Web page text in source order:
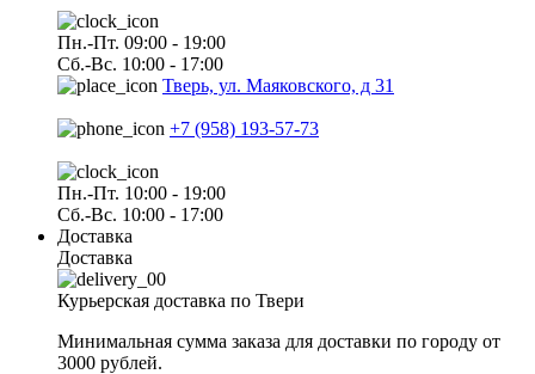
Пн.-Пт. 09:00 - 19:00
Сб.-Вс. 10:00 - 17:00
Тверь, ул. Маяковского, д 31
+7 (958) 193-57-73
Пн.-Пт. 10:00 - 19:00
Сб.-Вс. 10:00 - 17:00
Доставка
Доставка
Курьерская доставка по Твери
Минимальная сумма заказа для доставки по городу от
3000 рублей.